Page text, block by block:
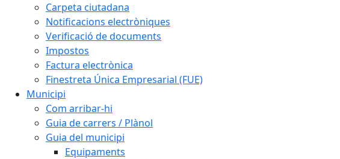
Carpeta ciutadana
Notificacions electròniques
Verificació de documents
Impostos
Factura electrònica
Finestreta Única Empresarial (FUE)
Municipi
Com arribar-hi
Guia de carrers / Plànol
Guia del municipi
Equipaments